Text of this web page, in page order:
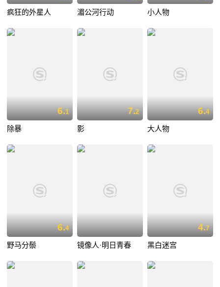
疯狂的外星人 湄公河行动 小人物
6.1
除暴
7.2
影
6.4
大人物
6.4
野马分鬃 镜像人·明日青春
4.7
黑白迷宫